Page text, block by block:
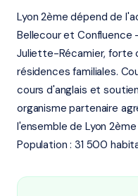
Lyon 2ème dépend de
Bellecour et Confluence
Juliette-Récamier, forte
résidences familiales.
cours d'anglais et
organisme partenaire
l'ensemble de Lyon
Population : 31 500